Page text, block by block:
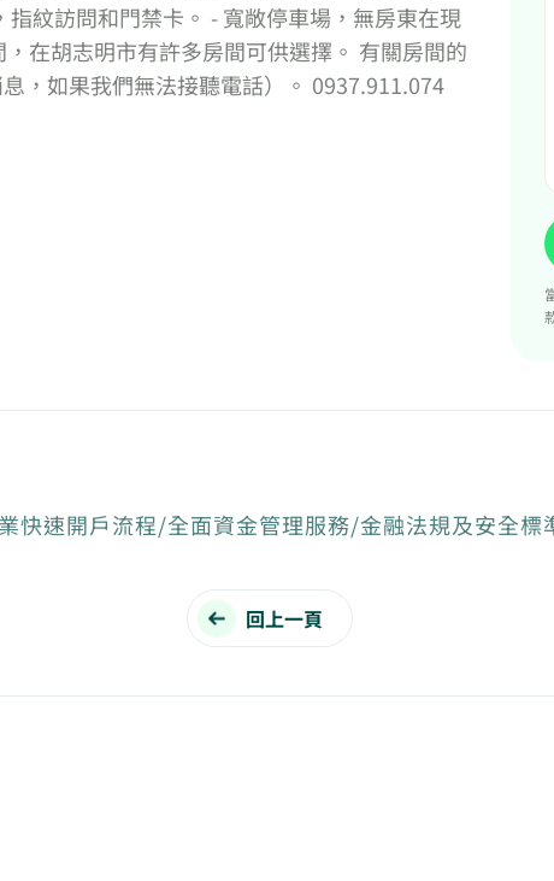
紋訪問和門禁卡。 - 寬敞停車場，無房東在現
在胡志明市有許多房間可供選擇。 有關房間的
，如果我們無法接聽電話）。 0937.911.074
快速開戶流程/全面資金管理服務/金融法規及安全標
回上一頁